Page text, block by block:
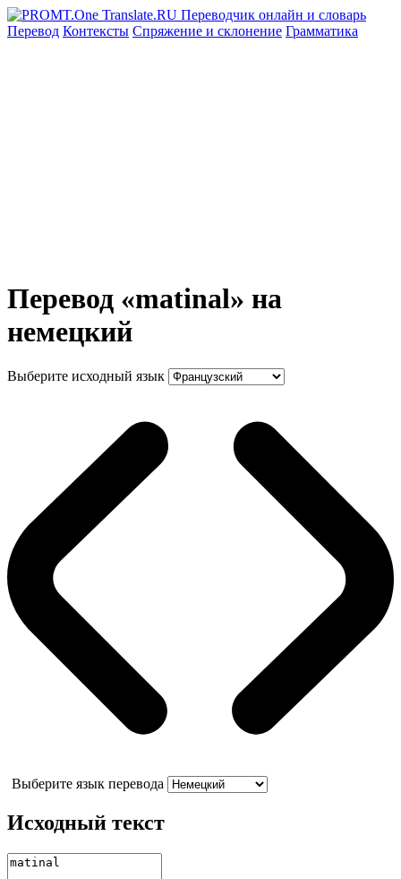
Перевод Контексты Спряжение и склонение Грамматика
Перевод «matinal» на
немецкий
Выберите исходный язык
Выберите язык перевода
Исходный текст